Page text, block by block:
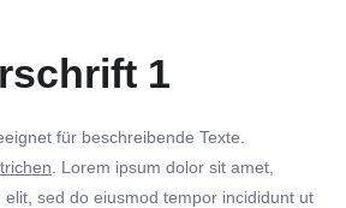
1
für beschreibende Texte.
. Lorem ipsum dolor sit amet,
elit, sed do eiusmod tempor incididunt ut